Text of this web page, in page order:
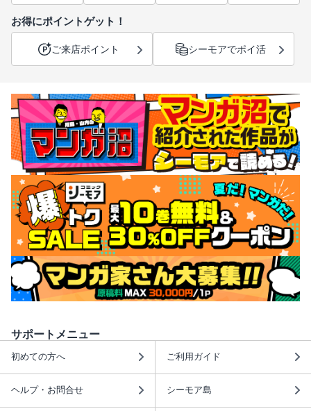
お得にポイントゲット！
ご来店ポイント シーモアでポイ活
サポートメニュー
初めての方へ ご利用ガイド
ヘルプ・お問合せ シーモア島